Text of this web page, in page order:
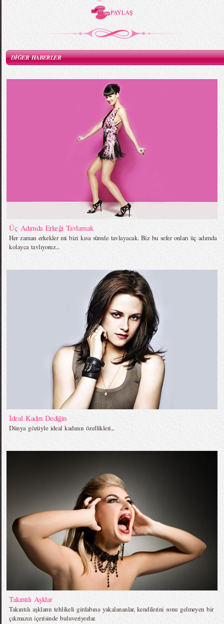
DİĞER HABERLER
Üç Adımda Erkeği Tavlamak
Her zaman erkekler mi bizi kısa sürede tavlayacak. Biz bu sefer onları üç adımda
kolayca tavlıyoruz...
İdeal Kadın Dediğin
Dünya gözüyle ideal kadının özellikleri...
Takıntılı Aşklar
Takıntılı aşkların tehlikeli girdabına yakalananlar, kendilerini sonu gelmeyen bir
çıkmazın içerisinde buluveriyorlar.